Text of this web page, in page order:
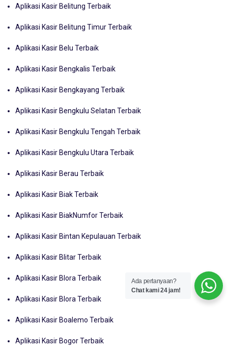
Aplikasi Kasir Belitung Terbaik
Aplikasi Kasir Belitung Timur Terbaik
Aplikasi Kasir Belu Terbaik
Aplikasi Kasir Bengkalis Terbaik
Aplikasi Kasir Bengkayang Terbaik
Aplikasi Kasir Bengkulu Selatan Terbaik
Aplikasi Kasir Bengkulu Tengah Terbaik
Aplikasi Kasir Bengkulu Utara Terbaik
Aplikasi Kasir Berau Terbaik
Aplikasi Kasir Biak Terbaik
Aplikasi Kasir BiakNumfor Terbaik
Aplikasi Kasir Bintan Kepulauan Terbaik
Aplikasi Kasir Blitar Terbaik
Aplikasi Kasir Blora Terbaik
Aplikasi Kasir Blora Terbaik
Aplikasi Kasir Boalemo Terbaik
Aplikasi Kasir Bogor Terbaik
Ada pertanyaan?
Chat kami 24 jam!